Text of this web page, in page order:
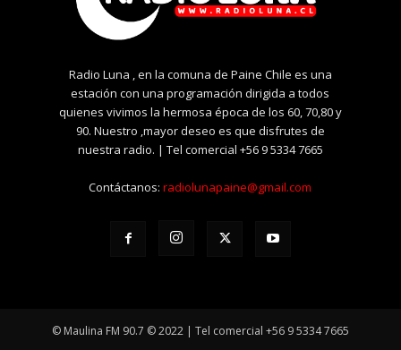
Radio Luna , en la comuna de Paine Chile es una
estación con una programación dirigida a todos
quienes vivimos la hermosa época de los 60, 70,80 y
90. Nuestro ,mayor deseo es que disfrutes de
nuestra radio. | Tel comercial +56 9 5334 7665
Contáctanos:radiolunapaine@gmail.com
© Maulina FM 90.7 © 2022 | Tel comercial +56 9 5334 7665